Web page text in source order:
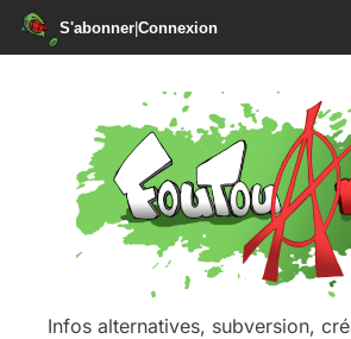
S'abonner|Connexion
Infos alternatives, subversion,